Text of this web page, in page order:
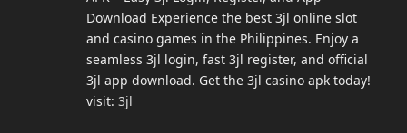
Download Experience the best 3jl online slot
and casino games in the Philippines. Enjoy a
seamless 3jl login, fast 3jl register, and official
3jl app download. Get the 3jl casino apk today!
visit: 3jl